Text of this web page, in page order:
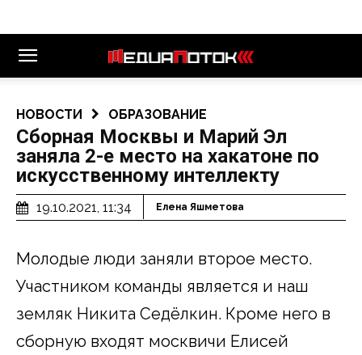
НОВОСТИ ОБРАЗОВАНИЕ
Сборная Москвы и Марий Эл
заняла 2-е место на хакатоне по
искусственному интеллекту
19.10.2021, 11:34 Елена Яшметова
Молодые люди заняли второе место.
Участником команды является и наш
земляк Никита Седёлкин. Кроме него в
сборную входят москвичи Елисей